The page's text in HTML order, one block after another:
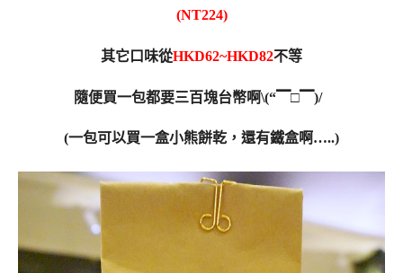
(NT224)
其它口味從HKD62~HKD82不等
隨便買一包都要三百塊台幣啊\(“▔□▔)/
(一包可以買一盒小熊餅乾，還有鐵盒啊…..)